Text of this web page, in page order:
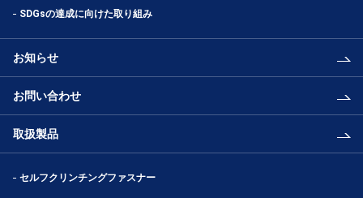
SDGsの達成に向けた取り組み
お知らせ
お問い合わせ
取扱製品
セルフクリンチングファスナー